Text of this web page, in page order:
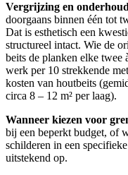
Vergrijzing en
doorgaans binnen één tot
Dat is esthetisch een
structureel intact. Wie de
beits de planken elke twee
werk per 10 strekkende
kosten van houtbeits
circa 8 – 12 m² per laag).
Wanneer kiezen voor
bij een beperkt budget, of
schilderen in een
uitstekend op.